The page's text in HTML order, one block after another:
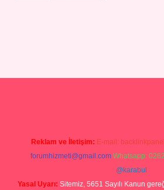
Reklam ve İletişim: E-mail:
forumhizmeti@gmail.com Whatsapp:
@karabul
Yasal Uyarı: Sitemiz, 5651 Sayılı Kanun